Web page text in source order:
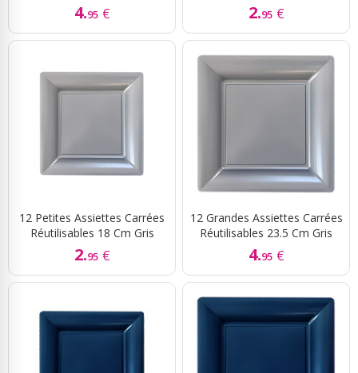
4.95 € 2.95 €
12 Petites Assiettes Carrées
Réutilisables 18 Cm Gris
2.95 €
12 Grandes Assiettes Carrées
Réutilisables 23.5 Cm Gris
4.95 €